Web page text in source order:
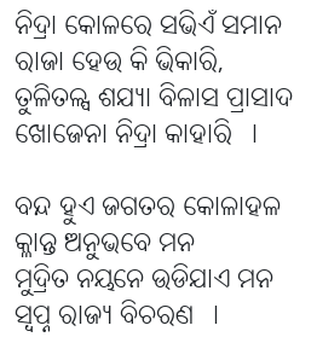
ନିଦ୍ରା କୋଳରେ ସଭିଏଁ ସମାନ
ରାଜା ହେଉ କି ଭିକାରି,
ତୁଳିତଳ୍ପ ଶଯ୍ୟା ବିଳାସ ପ୍ରାସାଦ
ଖୋଜେନା ନିଦ୍ରା କାହାରି ।
ବନ୍ଦ ହୁଏ ଜଗତର କୋଳାହଳ
କ୍ଳାନ୍ତ ଅନୁଭବେ ମନ
ମୁଦ୍ରିତ ନୟନେ ଉଡିଯାଏ ମନ
ସ୍ବପ୍ନ ରାଜ୍ୟ ବିଚରଣ ।